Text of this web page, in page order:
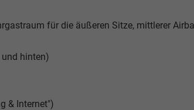
für die äußeren Sitze, mittlerer
hinten)
& Internet")